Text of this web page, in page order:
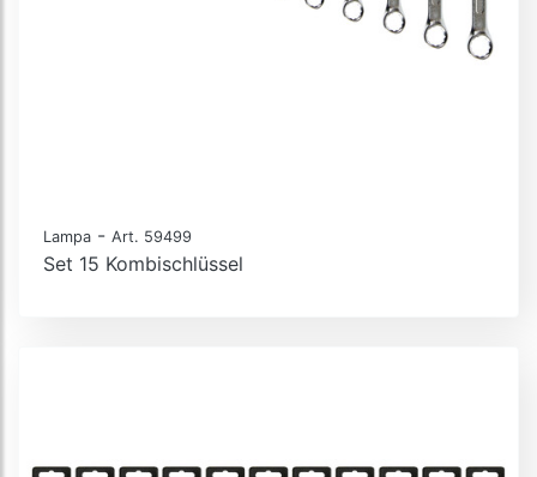
Lampa - Art. 59499
Set 15 Kombischlüssel